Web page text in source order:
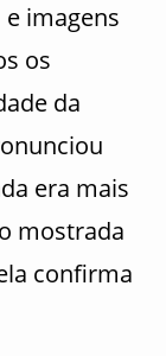
e imagens
os
da
era mais
mostrada
confirma